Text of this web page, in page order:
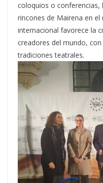
coloquios o
rincones de Mairena en
internacional favorece la
creadores del mundo,
tradiciones teatrales.